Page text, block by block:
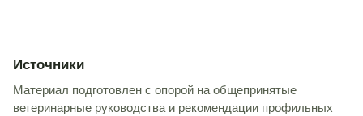
Источники
Материал подготовлен с опорой на общепринятые
ветеринарные руководства и рекомендации профильных